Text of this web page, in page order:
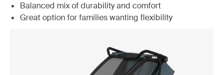
Balanced mix of durability and comfort
Great option for families wanting flexibility